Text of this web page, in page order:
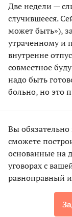
Две недели —
случившееся.
может быть»),
утраченному и
внутренне
совместное
надо быть
больно, но это
Вы обязательно
сможете
основанные на
уговорах с
равноправный